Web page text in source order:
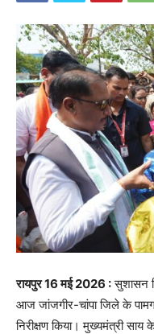
रायपुर 16 मई 2026 :सुशासन
आज जांजगीर-चांपा जिले के
निरीक्षण किया। मुख्यमंत्री साय